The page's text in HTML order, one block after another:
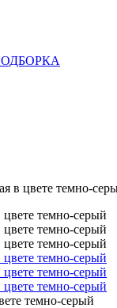
в цвете темно-
темно-серый